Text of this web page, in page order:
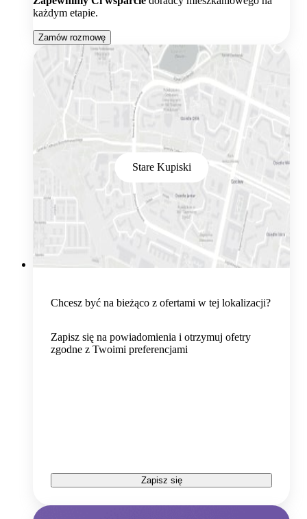
każdym etapie.
Zamów rozmowę
Stare Kupiski
Chcesz być na bieżąco z ofertami w tej lokalizacji?
Zapisz się na powiadomienia i otrzymuj ofetry
zgodne z Twoimi preferencjami
Zapisz się